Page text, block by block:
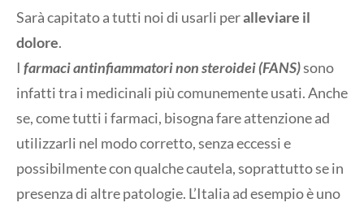
Sarà capitato a tutti noi di usarli peralleviare il
dolore.
I farmaci antinfiammatori non steroidei (FANS)sono
infatti tra i medicinali più comunemente usati. Anche
se, come tutti i farmaci, bisogna fare attenzione ad
utilizzarli nel modo corretto, senza eccessi e
possibilmente con qualche cautela, soprattutto se in
presenza di altre patologie. L’Italia ad esempio è uno